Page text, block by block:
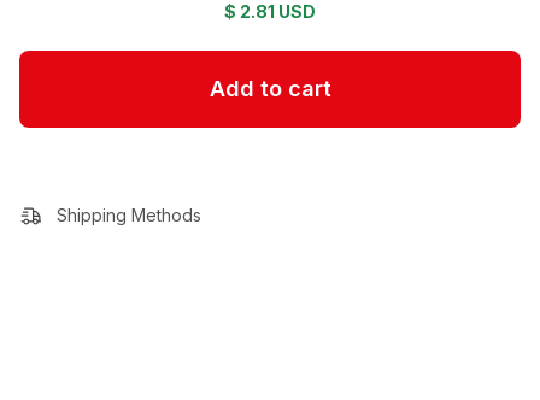
$ 2.81 USD
Shipping Methods